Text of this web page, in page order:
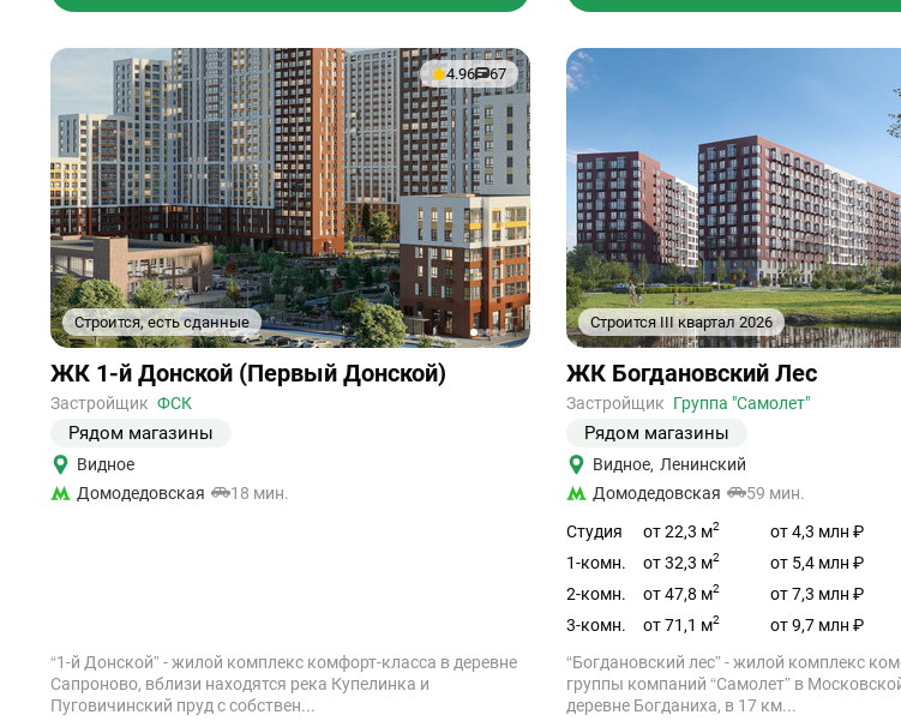
Строится, есть сданные
4.96 67
12345
Ссылка
на
объект
ЖК 1-й Донской (Первый Донской)
Застройщик ФСК
Рядом магазины
Видное
Домодедовская
18 мин.
“1-й Донской” - жилой комплекс комфорт-класса в деревне
Сапроново, вблизи находятся река Купелинка и
Пуговичинский пруд с собствен...
Строится III квартал 2026
Ссылка
на
объект
ЖК Богдановский Лес
Застройщик Группа "Самолет"
Рядом магазины
Видное, Ленинский
Домодедовская
59 мин.
Студия от 22,3 м2 от 4,3 млн ₽
1-комн.
от 32,3 м2 от 5,4 млн ₽
2-комн.
от 47,8 м2 от 7,3 млн ₽
3-комн.
от 71,1 м2 от 9,7 млн ₽
“Богдановский лес” - жилой комплекс
группы компаний “Самолет” в
деревне Богданиха, в 17 км...